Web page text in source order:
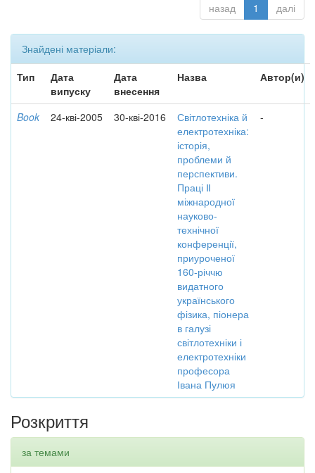
назад 1 далі
Знайдені матеріали:
Тип
Дата
випуску
Дата
внесення
Назва Автор(и)
Book 24-кві-2005 30-кві-2016
Світлотехніка й
електротехніка:
історія,
проблеми й
перспективи.
Праці Ⅱ
міжнародної
науково-
технічної
конференції,
приуроченої
160-річчю
видатного
українського
фізика, піонера
в галузі
світлотехніки і
електротехніки
професора
Івана Пулюя
-
Розкриття
за темами